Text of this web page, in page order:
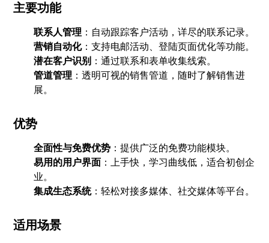
主要功能
联系人管理 ：自动跟踪客户活动，详尽的联系记录。
营销自动化：支持电邮活动、登陆页面优化等功能。
潜在客户识别 ：通过联系和表单收集线索。
管道管理 ：透明可视的销售管道，随时了解销售进
展。
优势
全面性与免费优势 ：提供广泛的免费功能模块。
易用的用户界面 ：上手快，学习曲线低，适合初创企
业。
集成生态系统：轻松对接多媒体、社交媒体等平台。
适用场景